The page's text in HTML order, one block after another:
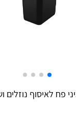
פח לאיסוף נוזלים